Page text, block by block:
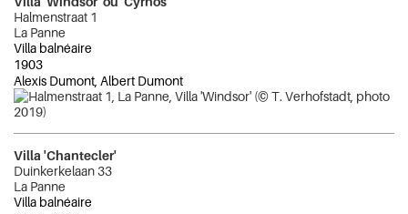
Halmenstraat 1
La Panne
Villa balnéaire
1903
Alexis Dumont, Albert Dumont
Villa 'Chantecler'
Duinkerkelaan 33
La Panne
Villa balnéaire